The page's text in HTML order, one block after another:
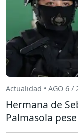
Actualidad • AGO 6 /
Hermana de
Palmasola